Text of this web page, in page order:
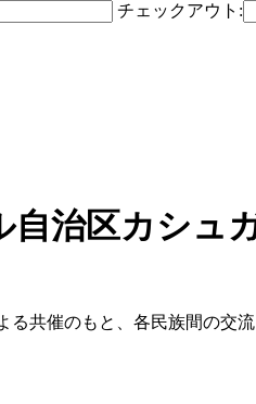
チェックアウト:
自治区カシュ
る共催のもと、各民族間の交